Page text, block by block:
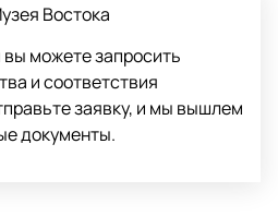
ковёр, договоритесь о
привозите его в салон.
Востока
можете запросить
и соответствия
заявку, и мы вышлем
документы.